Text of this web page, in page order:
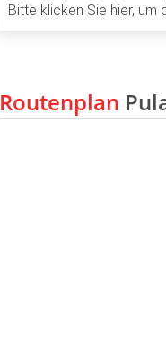
Bitte klicken Sie hier, um
Routenplan